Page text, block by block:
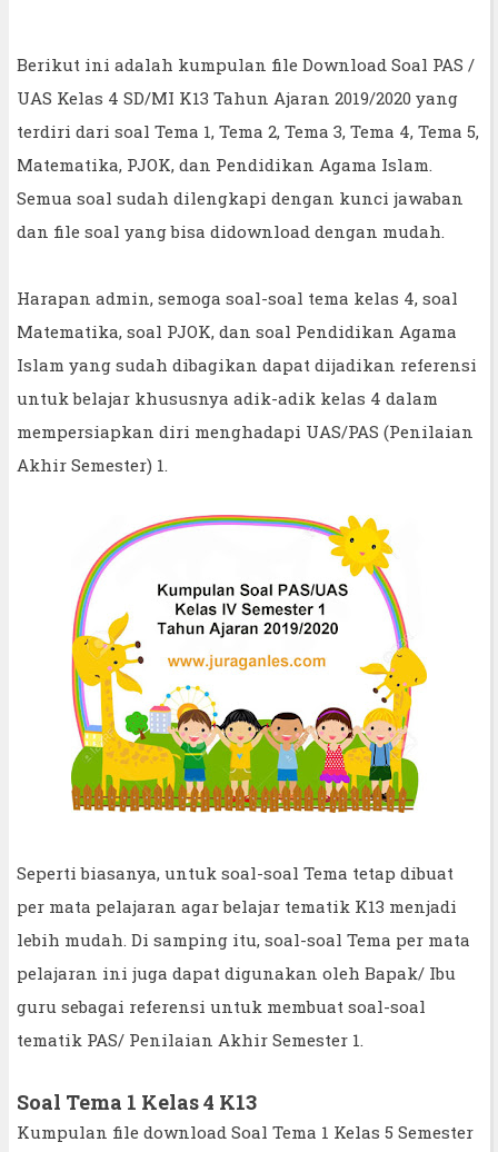
Berikut ini adalah kumpulan file Download Soal PAS /
UAS Kelas 4 SD/MI K13 Tahun Ajaran 2019/2020 yang
terdiri dari soal Tema 1, Tema 2, Tema 3, Tema 4, Tema 5,
Matematika, PJOK, dan Pendidikan Agama Islam.
Semua soal sudah dilengkapi dengan kunci jawaban
dan file soal yang bisa didownload dengan mudah.
Harapan admin, semoga soal-soal tema kelas 4, soal
Matematika, soal PJOK, dan soal Pendidikan Agama
Islam yang sudah dibagikan dapat dijadikan referensi
untuk belajar khususnya adik-adik kelas 4 dalam
mempersiapkan diri menghadapi UAS/PAS (Penilaian
Akhir Semester) 1.
Seperti biasanya, untuk soal-soal Tema tetap dibuat
per mata pelajaran agar belajar tematik K13 menjadi
lebih mudah. Di samping itu, soal-soal Tema per mata
pelajaran ini juga dapat digunakan oleh Bapak/ Ibu
guru sebagai referensi untuk membuat soal-soal
tematik PAS/ Penilaian Akhir Semester 1.
Soal Tema 1 Kelas 4 K13
Kumpulan file download Soal Tema 1 Kelas 5 Semester